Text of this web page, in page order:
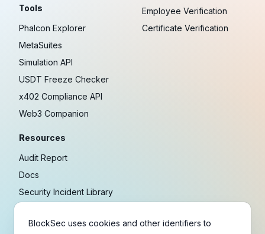
Tools
Phalcon Explorer
MetaSuites
Simulation API
USDT Freeze Checker
x402 Compliance API
Web3 Companion
Resources
Audit Report
Docs
Security Incident Library
Research
Employee Verification
Certificate Verification
BlockSec uses cookies and other identifiers to